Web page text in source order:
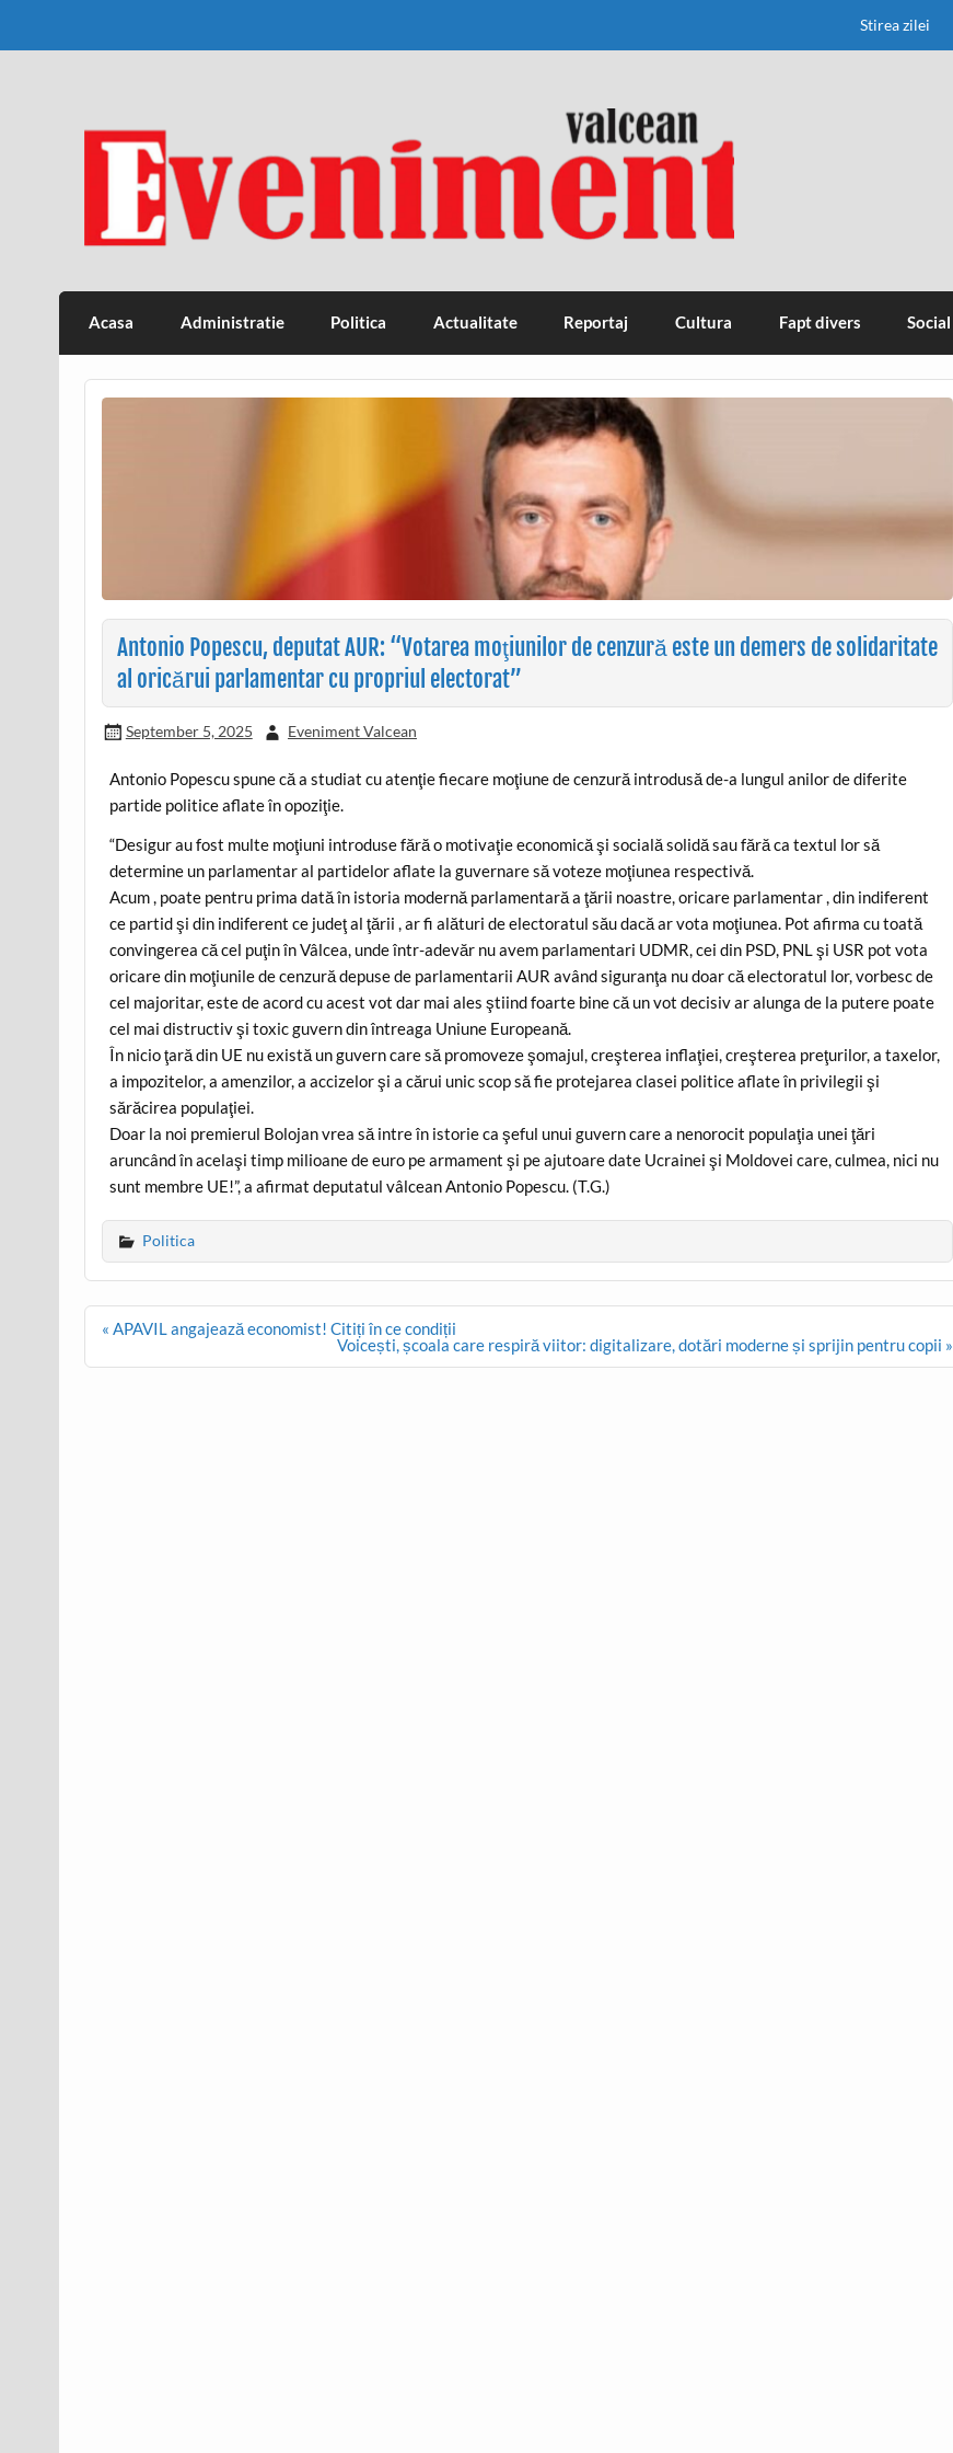
Stirea zilei
Eveniment Valcean
Acasa Administratie Politica Actualitate Reportaj Cultura Fapt divers Social
Antonio Popescu, deputat AUR: “Votarea moţiunilor de cenzură este un demers de solidaritate
al oricărui parlamentar cu propriul electorat”
September 5, 2025 Eveniment Valcean
Antonio Popescu spune că a studiat cu atenţie fiecare moţiune de cenzură introdusă de-a lungul anilor de diferite
partide politice aflate în opoziţie.
“Desigur au fost multe moţiuni introduse fără o motivaţie economică şi socială solidă sau fără ca textul lor să
determine un parlamentar al partidelor aflate la guvernare să voteze moţiunea respectivă.
Acum , poate pentru prima dată în istoria modernă parlamentară a ţării noastre, oricare parlamentar , din indiferent
ce partid şi din indiferent ce judeţ al ţării , ar fi alături de electoratul său dacă ar vota moţiunea. Pot afirma cu toată
convingerea că cel puţin în Vâlcea, unde într-adevăr nu avem parlamentari UDMR, cei din PSD, PNL şi USR pot vota
oricare din moţiunile de cenzură depuse de parlamentarii AUR având siguranţa nu doar că electoratul lor, vorbesc de
cel majoritar, este de acord cu acest vot dar mai ales ştiind foarte bine că un vot decisiv ar alunga de la putere poate
cel mai distructiv şi toxic guvern din întreaga Uniune Europeană.
În nicio ţară din UE nu există un guvern care să promoveze şomajul, creşterea inflaţiei, creşterea preţurilor, a taxelor,
a impozitelor, a amenzilor, a accizelor şi a cărui unic scop să fie protejarea clasei politice aflate în privilegii şi
sărăcirea populaţiei.
Doar la noi premierul Bolojan vrea să intre în istorie ca şeful unui guvern care a nenorocit populaţia unei ţări
aruncând în acelaşi timp milioane de euro pe armament şi pe ajutoare date Ucrainei şi Moldovei care, culmea, nici nu
sunt membre UE!”, a afirmat deputatul vâlcean Antonio Popescu. (T.G.)
Politica
Post
« APAVIL angajează economist! Citiți în ce condiții
Voicești, școala care respiră viitor: digitalizare, dotări moderne și sprijin pentru copii »